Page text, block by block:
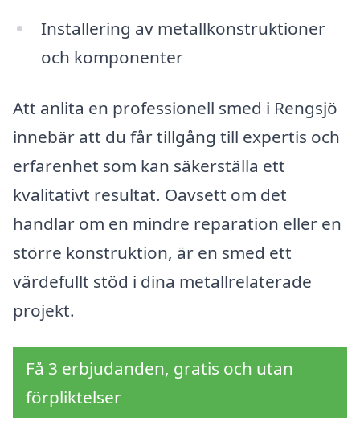
Installering av metallkonstruktioner
och komponenter
Att anlita en professionell smed i Rengsjö
innebär att du får tillgång till expertis och
erfarenhet som kan säkerställa ett
kvalitativt resultat. Oavsett om det
handlar om en mindre reparation eller en
större konstruktion, är en smed ett
värdefullt stöd i dina metallrelaterade
projekt.
Få 3 erbjudanden, gratis och utan
förpliktelser